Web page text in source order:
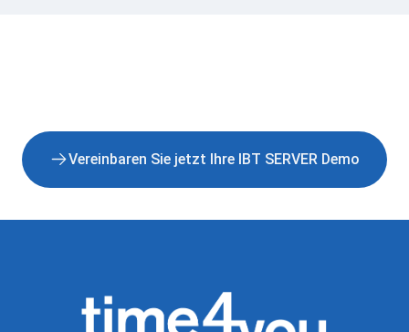
Vereinbaren Sie jetzt Ihre IBT SERVER Demo